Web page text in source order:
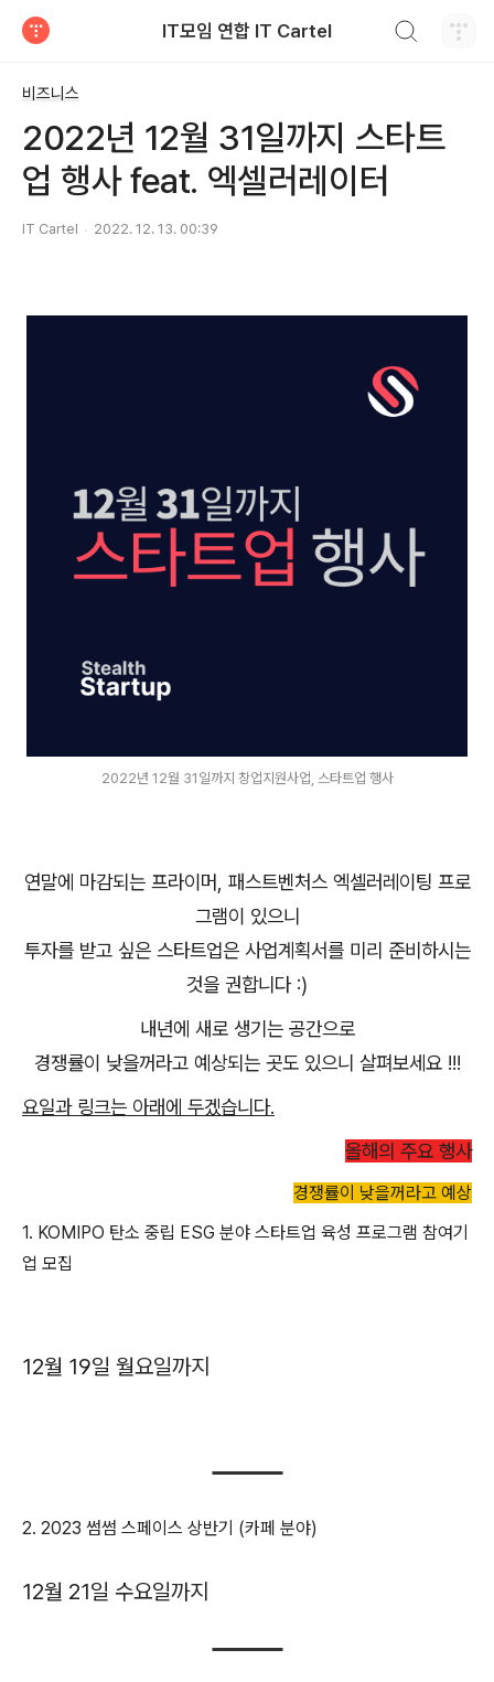
IT모임 연합 IT Cartel
비즈니스
2022년 12월 31일까지 스타트
업 행사 feat. 엑셀러레이터
IT Cartel 2022. 12. 13. 00:39
2022년 12월 31일까지 창업지원사업, 스타트업 행사
연말에 마감되는 프라이머, 패스트벤처스 엑셀러레이팅 프로
그램이 있으니
투자를 받고 싶은 스타트업은 사업계획서를 미리 준비하시는
것을 권합니다 :)
내년에 새로 생기는 공간으로
경쟁률이 낮을꺼라고 예상되는 곳도 있으니 살펴보세요 !!!
요일과 링크는 아래에 두겠습니다.
올해의 주요 행사
경쟁률이 낮을꺼라고 예상
1. KOMIPO 탄소 중립 ESG 분야 스타트업 육성 프로그램 참여기
업 모집
12월 19일 월요일까지
2. 2023 썸썸 스페이스 상반기 (카페 분야)
12월 21일 수요일까지